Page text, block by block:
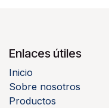
Enlaces útiles
Inicio
Sobre nosotros
Productos